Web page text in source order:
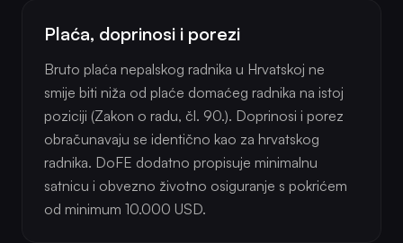
Plaća, doprinosi i porezi
Bruto plaća nepalskog radnika u Hrvatskoj ne
smije biti niža od plaće domaćeg radnika na istoj
poziciji (Zakon o radu, čl. 90.). Doprinosi i porez
obračunavaju se identično kao za hrvatskog
radnika. DoFE dodatno propisuje minimalnu
satnicu i obvezno životno osiguranje s pokrićem
od minimum 10.000 USD.